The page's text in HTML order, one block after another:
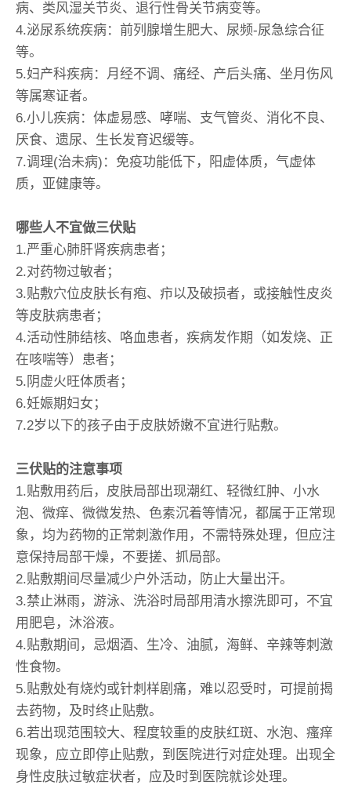
病、类风湿关节炎、退行性骨关节病变等。
4.泌尿系统疾病：前列腺增生肥大、尿频-尿急综合征
等。
5.妇产科疾病：月经不调、痛经、产后头痛、坐月伤风
等属寒证者。
6.小儿疾病：体虚易感、哮喘、支气管炎、消化不良、
厌食、遗尿、生长发育迟缓等。
7.调理(治未病)：免疫功能低下，阳虚体质，气虚体
质，亚健康等。
哪些人不宜做三伏贴
1.严重心肺肝肾疾病患者；
2.对药物过敏者；
3.贴敷穴位皮肤长有疱、疖以及破损者，或接触性皮炎
等皮肤病患者；
4.活动性肺结核、咯血患者，疾病发作期（如发烧、正
在咳喘等）患者；
5.阴虚火旺体质者；
6.妊娠期妇女；
7.2岁以下的孩子由于皮肤娇嫩不宜进行贴敷。
三伏贴的注意事项
1.贴敷用药后，皮肤局部出现潮红、轻微红肿、小水
泡、微痒、微微发热、色素沉着等情况，都属于正常现
象，均为药物的正常刺激作用，不需特殊处理，但应注
意保持局部干燥，不要搓、抓局部。
2.贴敷期间尽量减少户外活动，防止大量出汗。
3.禁止淋雨，游泳、洗浴时局部用清水擦洗即可，不宜
用肥皂，沐浴液。
4.贴敷期间，忌烟酒、生冷、油腻，海鲜、辛辣等刺激
性食物。
5.贴敷处有烧灼或针刺样剧痛，难以忍受时，可提前揭
去药物，及时终止贴敷。
6.若出现范围较大、程度较重的皮肤红斑、水泡、瘙痒
现象，应立即停止贴敷，到医院进行对症处理。出现全
身性皮肤过敏症状者，应及时到医院就诊处理。